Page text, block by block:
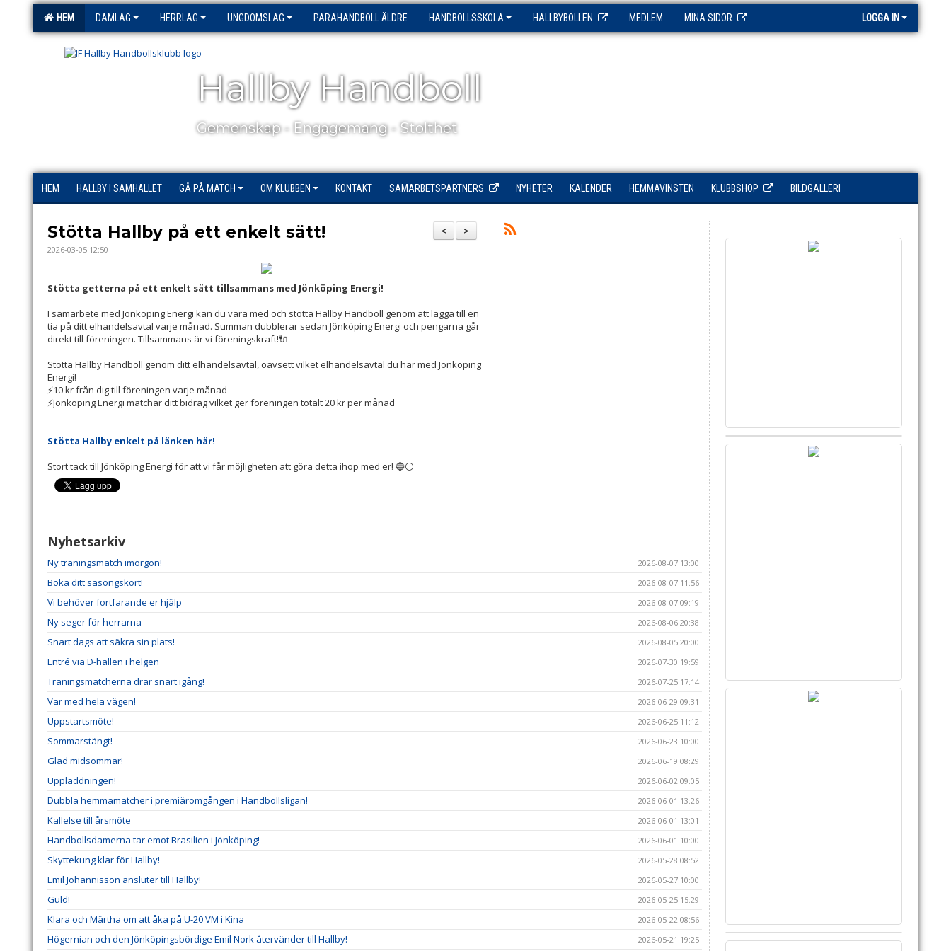
HEM DAMLAG HERRLAG UNGDOMSLAG PARAHANDBOLL ÄLDRE HANDBOLLSSKOLA HALLBYBOLLEN MEDLEM MINA SIDOR LOGGA IN
Hallby Handboll
Gemenskap - Engagemang - Stolthet
HEM HALLBY I SAMHÄLLET GÅ PÅ MATCH OM KLUBBEN KONTAKT SAMARBETSPARTNERS NYHETER KALENDER HEMMAVINSTEN KLUBBSHOP BILDGALLERI
>
<
Stötta Hallby på ett enkelt sätt!
2026-03-05 12:50
Stötta getterna på ett enkelt sätt tillsammans med Jönköping Energi!
I samarbete med Jönköping Energi kan du vara med och stötta Hallby Handboll genom att lägga till en
tia på ditt elhandelsavtal varje månad. Summan dubblerar sedan Jönköping Energi och pengarna går
direkt till föreningen. Tillsammans är vi föreningskraft!🔌
Stötta Hallby Handboll genom ditt elhandelsavtal, oavsett vilket elhandelsavtal du har med Jönköping
Energi!
⚡️10 kr från dig till föreningen varje månad
⚡️Jönköping Energi matchar ditt bidrag vilket ger föreningen totalt 20 kr per månad
Stötta Hallby enkelt på länken här!
Stort tack till Jönköping Energi för att vi får möjligheten att göra detta ihop med er! 🔵⚪
Nyhetsarkiv
Ny träningsmatch imorgon! 2026-08-07 13:00
Boka ditt säsongskort! 2026-08-07 11:56
Vi behöver fortfarande er hjälp 2026-08-07 09:19
Ny seger för herrarna 2026-08-06 20:38
Snart dags att säkra sin plats! 2026-08-05 20:00
Entré via D-hallen i helgen 2026-07-30 19:59
Träningsmatcherna drar snart igång! 2026-07-25 17:14
Var med hela vägen! 2026-06-29 09:31
Uppstartsmöte! 2026-06-25 11:12
Sommarstängt! 2026-06-23 10:00
Glad midsommar! 2026-06-19 08:29
Uppladdningen! 2026-06-02 09:05
Dubbla hemmamatcher i premiäromgången i Handbollsligan! 2026-06-01 13:26
Kallelse till årsmöte 2026-06-01 13:01
Handbollsdamerna tar emot Brasilien i Jönköping! 2026-06-01 10:00
Skyttekung klar för Hallby! 2026-05-28 08:52
Emil Johannisson ansluter till Hallby! 2026-05-27 10:00
Guld! 2026-05-25 15:29
Klara och Märtha om att åka på U-20 VM i Kina 2026-05-22 08:56
Högernian och den Jönköpingsbördige Emil Nork återvänder till Hallby! 2026-05-21 19:25